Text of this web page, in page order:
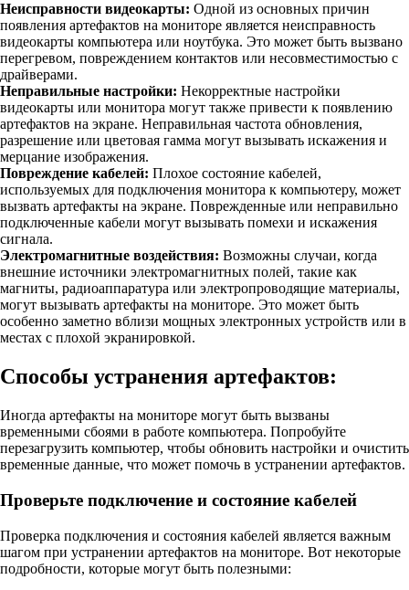
Неисправности видеокарты: Одной из основных причин
появления артефактов на мониторе является неисправность
видеокарты компьютера или ноутбука. Это может быть вызвано
перегревом, повреждением контактов или несовместимостью с
драйверами.
Неправильные настройки: Некорректные настройки
видеокарты или монитора могут также привести к появлению
артефактов на экране. Неправильная частота обновления,
разрешение или цветовая гамма могут вызывать искажения и
мерцание изображения.
Повреждение кабелей: Плохое состояние кабелей,
используемых для подключения монитора к компьютеру, может
вызвать артефакты на экране. Поврежденные или неправильно
подключенные кабели могут вызывать помехи и искажения
сигнала.
Электромагнитные воздействия: Возможны случаи, когда
внешние источники электромагнитных полей, такие как
магниты, радиоаппаратура или электропроводящие материалы,
могут вызывать артефакты на мониторе. Это может быть
особенно заметно вблизи мощных электронных устройств или в
местах с плохой экранировкой.
Способы устранения артефактов:
Иногда артефакты на мониторе могут быть вызваны
временными сбоями в работе компьютера. Попробуйте
перезагрузить компьютер, чтобы обновить настройки и очистить
временные данные, что может помочь в устранении артефактов.
Проверьте подключение и состояние кабелей
Проверка подключения и состояния кабелей является важным
шагом при устранении артефактов на мониторе. Вот некоторые
подробности, которые могут быть полезными: